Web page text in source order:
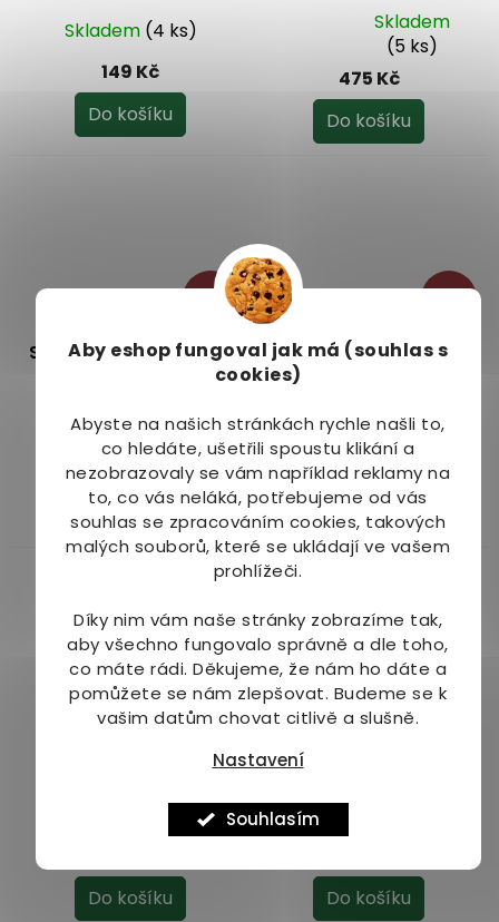
Aby eshop fungoval jak má (souhlas s
cookies)
Abyste na našich stránkách rychle našli to,
co hledáte, ušetřili spoustu klikání a
nezobrazovaly se vám například reklamy na
to, co vás neláká, potřebujeme od vás
souhlas se zpracováním cookies, takových
malých souborů, které se ukládají ve vašem
prohlížeči.
Díky nim vám naše stránky zobrazíme tak,
aby všechno fungovalo správně a dle toho,
co máte rádi. Děkujeme, že nám ho dáte a
pomůžete se nám zlepšovat. Budeme se k
vašim datům chovat citlivě a slušně.
Nastavení
Souhlasím
Skladem (4 ks)
149 Kč
Do košíku
produktu
Skladem
(5 ks)
475 Kč
Do košíku
–15 %
SPEED 8 Mango 10 x 20
Skladem(1 ks)
475 Kč
Do košíku
SPEED 8 Original 10 x 20
Průměrné
hodnocení
produktu
je
5,0
z
5
Skladem
(4 ks)
475 Kč
Do košíku
Energy Drink sáčky
Dostupné do 1 dne
Do košíku
Pouze na
Více za méně
Dagger® 320 g
Dostupné do 1 dne
Do košíku